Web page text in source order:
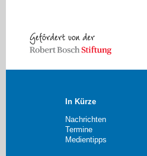
In Kürze
Nachrichten
Termine
Medientipps